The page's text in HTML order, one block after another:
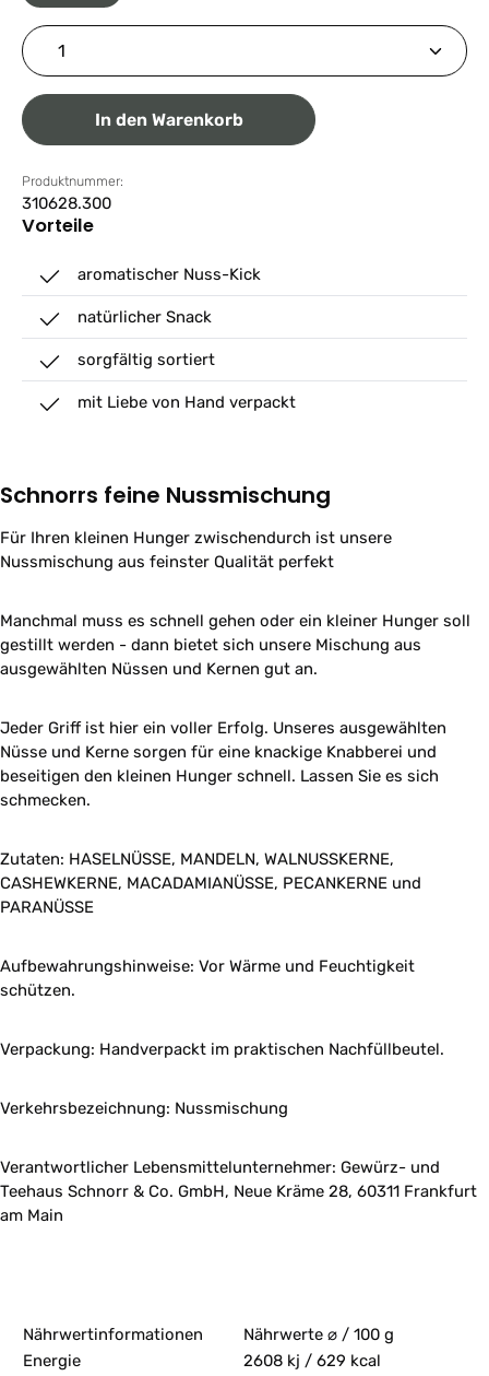
Produkt Anzahl: Gib den gewünschten Wert ein
In den Warenkorb
Produktnummer:
310628.300
Vorteile
aromatischer Nuss-Kick
natürlicher Snack
sorgfältig sortiert
mit Liebe von Hand verpackt
Schnorrs feine Nussmischung
Für Ihren kleinen Hunger zwischendurch ist unsere
Nussmischung aus feinster Qualität perfekt
Manchmal muss es schnell gehen oder ein kleiner Hunger soll
gestillt werden - dann bietet sich unsere Mischung aus
ausgewählten Nüssen und Kernen gut an.
Jeder Griff ist hier ein voller Erfolg. Unseres ausgewählten
Nüsse und Kerne sorgen für eine knackige Knabberei und
beseitigen den kleinen Hunger schnell. Lassen Sie es sich
schmecken.
Zutaten: HASELNÜSSE, MANDELN, WALNUSSKERNE,
CASHEWKERNE, MACADAMIANÜSSE, PECANKERNE und
PARANÜSSE
Aufbewahrungshinweise: Vor Wärme und Feuchtigkeit
schützen.
Verpackung: Handverpackt im praktischen Nachfüllbeutel.
Verkehrsbezeichnung: Nussmischung
Verantwortlicher Lebensmittelunternehmer: Gewürz- und
Teehaus Schnorr & Co. GmbH, Neue Kräme 28, 60311 Frankfurt
am Main
Nährwertinformationen
Nährwerte ⌀ / 100 g
Energie
2608 kj / 629 kcal